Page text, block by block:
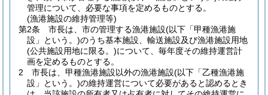
管理について、必要な事項を定めるものとする。
(漁港施設の維持管理等)
第2条
市長は、市の管理する漁港施設(以下「甲種漁港施
設」という。)のうち基本施設、輸送施設及び漁港施設用地
(公共施設用地に限る。)について、毎年度その維持運営計
画を定めるものとする。
2
市長は、甲種漁港施設以外の漁港施設(以下「乙種漁港施
設」という。)の維持運営について必要があると認めるとき